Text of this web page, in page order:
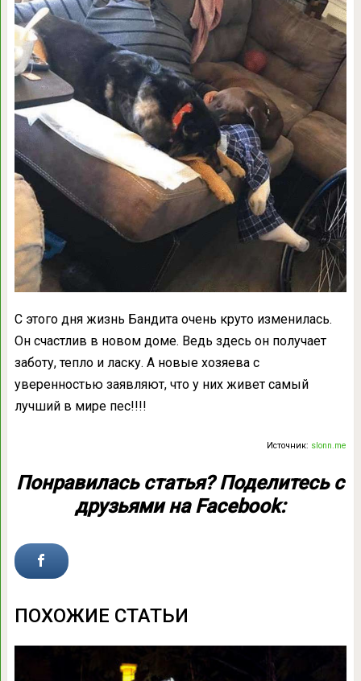
С этого дня жизнь Бандита очень круто изменилась.
Он счастлив в новом доме. Ведь здесь он получает
заботу, тепло и ласку. А новые хозяева с
уверенностью заявляют, что у них живет самый
лучший в мире пес!!!!
Источник: slonn.me
Понравилась статья? Поделитесь с
друзьями на Facebook:
ПОХОЖИЕ СТАТЬИ